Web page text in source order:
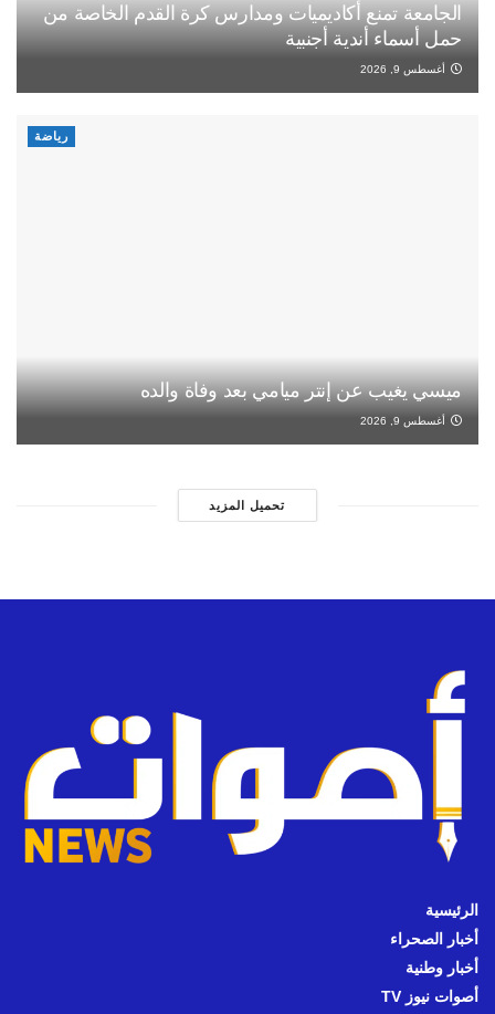
الجامعة تمنع أكاديميات ومدارس كرة القدم الخاصة من
حمل أسماء أندية أجنبية
أغسطس 9, 2026
رياضة
ميسي يغيب عن إنتر ميامي بعد وفاة والده
أغسطس 9, 2026
تحميل المزيد
الرئيسية
أخبار الصحراء
أخبار وطنية
أصوات نيوز TV